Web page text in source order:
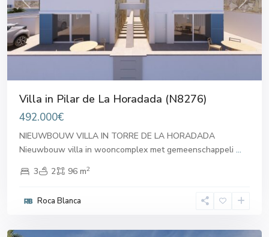
Previous Next
Villa in Pilar de La Horadada (N8276)
492.000€
NIEUWBOUW VILLA IN TORRE DE LA HORADADA
Nieuwbouw villa in wooncomplex met gemeenschappeli ...
3
2 96 m2
Roca Blanca
Pilar
la